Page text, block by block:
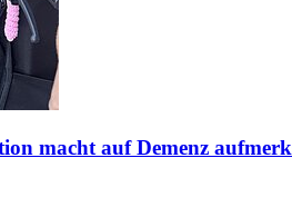
macht auf Demenz